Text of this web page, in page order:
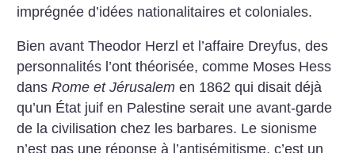
imprégnée d’idées nationalitaires et coloniales.
Bien avant Theodor Herzl et l’affaire Dreyfus, des
personnalités l’ont théorisée, comme Moses Hess
dansRome et Jérusalem en 1862 qui disait déjà
qu’un État juif en Palestine serait une avant-garde
de la civilisation chez les barbares. Le sionisme
n’est pas une réponse à l’antisémitisme, c’est un